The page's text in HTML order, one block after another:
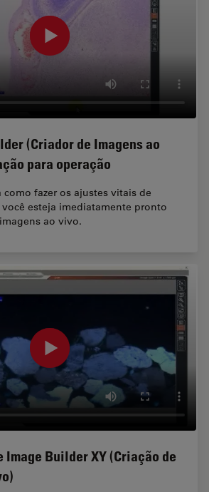
(Criador de Imagens ao
para operação
como fazer os ajustes vitais de
esteja imediatamente pronto
ao vivo.
Image Builder XY (Criação de